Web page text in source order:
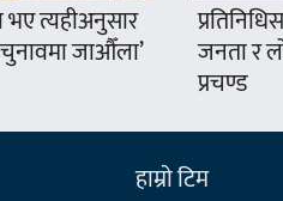
त्यहीअनुसार
जाऔँला’ जनता र
प्रचण्ड
हाम्राे टिम